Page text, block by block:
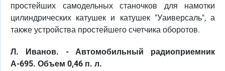
простейших самодельных станочков для намотки
цилиндрических катушек и катушек "Уаиверсаль", а
также устройства простейшего счетчика оборотов.
Л. Иванов. - Автомобильный радиоприемник
А-695. Объем 0,46 п. л.